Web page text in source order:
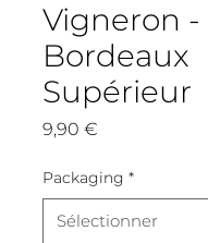
Vigneron -
Bordeaux
Supérieur
9,90 €
Packaging *